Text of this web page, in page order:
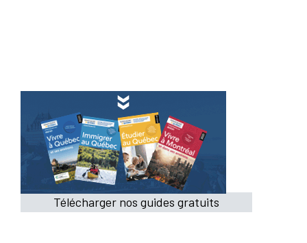
Télécharger nos guides gratuits